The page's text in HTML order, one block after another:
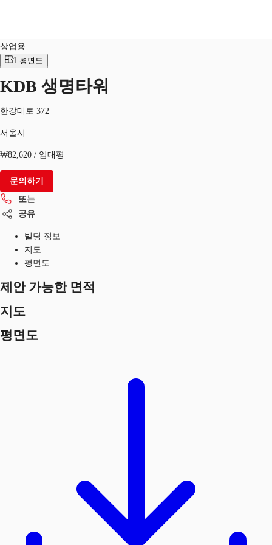
홈
서울시
북마크
KR
또는 문의
상업용
1 평면도
KDB 생명타워
한강대로 372
서울시
₩82,620 / 임대평
문의하기
또는
공유
빌딩 정보
지도
평면도
제안 가능한 면적
지도
평면도